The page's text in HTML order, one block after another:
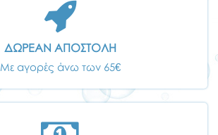
ΔΩΡΕΑΝ ΑΠΟΣΤΟΛΗ
Με αγορές άνω των 65€